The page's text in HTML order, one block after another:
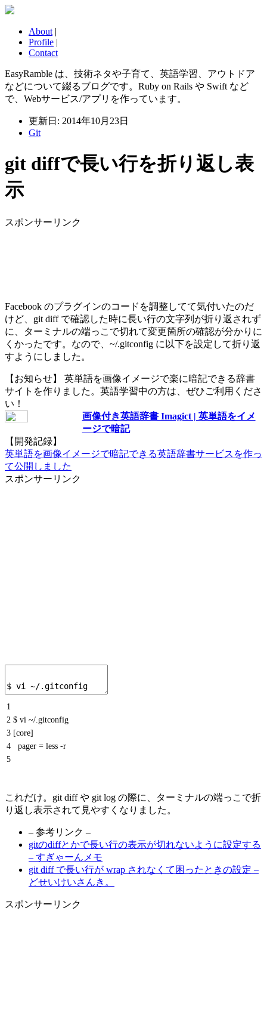
About |
Profile |
Contact
EasyRamble は、技術ネタや子育て、英語学習、アウトドア
などについて綴るブログです。Ruby on Rails や Swift など
で、Webサービス/アプリを作っています。
更新日: 2014年10月23日
Git
git diffで長い行を折り返し表
示
スポンサーリンク
Facebook のプラグインのコードを調整してて気付いたのだ
けど、git diff で確認した時に長い行の文字列が折り返されず
に、ターミナルの端っこで切れて変更箇所の確認が分かりに
くかったです。なので、~/.gitconfig に以下を設定して折り返
すようにしました。
【お知らせ】 英単語を画像イメージで楽に暗記できる辞書
サイトを作りました。英語学習中の方は、ぜひご利用くださ
い！
画像付き英語辞書 Imagict | 英単語をイメ
ージで暗記
【開発記録】
英単語を画像イメージで暗記できる英語辞書サービスを作っ
て公開しました
スポンサーリンク
1
2
3
4
5
$ vi ~/.gitconfig
[core]
pager = less -r
これだけ。git diff や git log の際に、ターミナルの端っこで折
り返し表示されて見やすくなりました。
– 参考リンク –
gitのdiffとかで長い行の表示が切れないように設定する
– すぎゃーんメモ
git diff で長い行が wrap されなくて困ったときの設定 –
どせいけいさんき。
スポンサーリンク